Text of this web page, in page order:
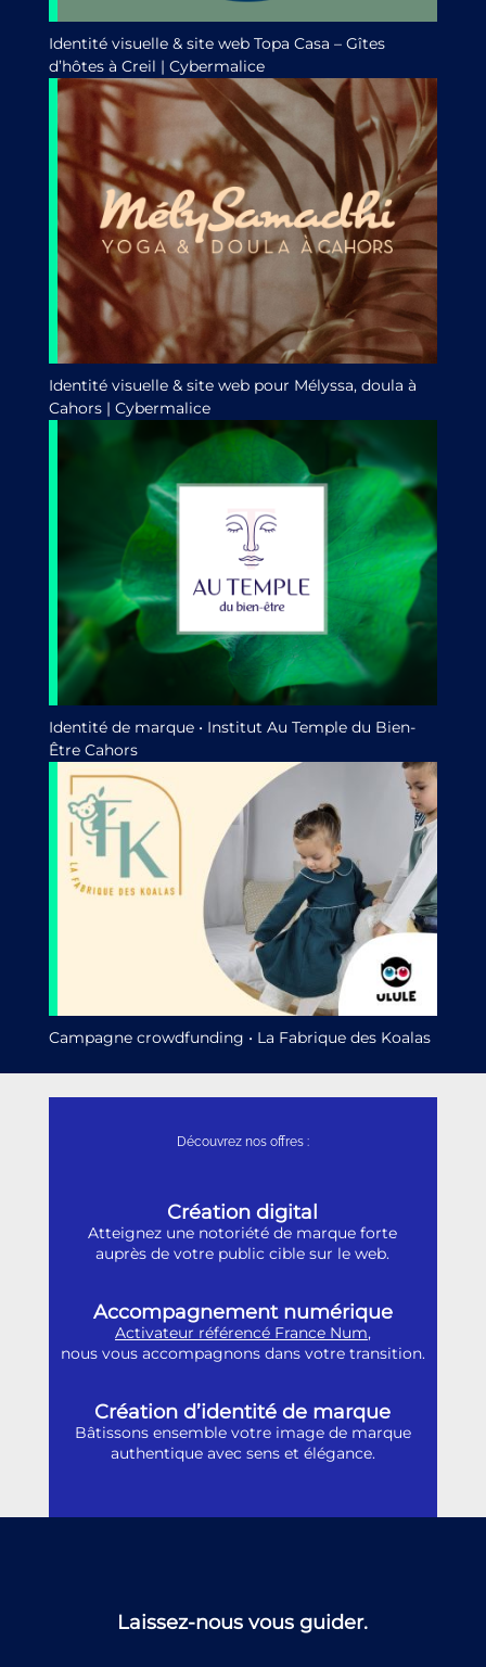
Identité visuelle & site web Topa Casa – Gîtes
d’hôtes à Creil | Cybermalice
Identité visuelle & site web pour Mélyssa, doula à
Cahors | Cybermalice
Identité de marque • Institut Au Temple du Bien-
Être Cahors
Campagne crowdfunding • La Fabrique des Koalas
Découvrez nos offres :
Création digital
Atteignez une notoriété de marque forte
auprès de votre public cible sur le web.
Accompagnement numérique
Activateur référencé France Num,
nous vous accompagnons dans votre transition.
Création d’identité de marque
Bâtissons ensemble votre image de marque
authentique avec sens et élégance.
Laissez-nous vous guider.